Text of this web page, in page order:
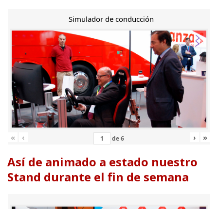
Simulador de conducción
« ‹ de6 › »
Así de animado a estado nuestro
Stand durante el fin de semana